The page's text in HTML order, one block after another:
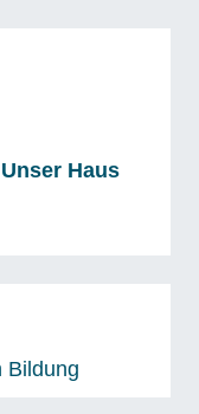
Unser Haus
Bildung